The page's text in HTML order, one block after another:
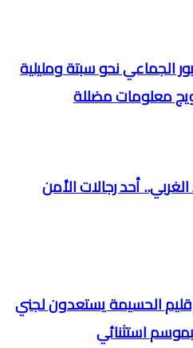
الجماعي نحو سبتة ومليلية
معلومات مضللة
أحد رجالات الأمن
نحالو إقليم الحسيمة يستعدون لجني
استثنائي